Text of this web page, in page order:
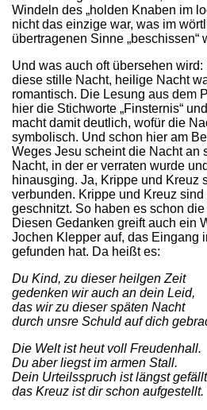
Windeln des „holden Knaben im
nicht das einzige war, was im
übertragenen Sinne „beschissen“
Und was auch oft übersehen wird:
diese stille Nacht, heilige Nacht
romantisch. Die Lesung aus dem
hier die Stichworte „Finsternis“
macht damit deutlich, wofür die
symbolisch. Und schon hier am
Weges Jesu scheint die Nacht an
Nacht, in der er verraten wurde
hinausging. Ja, Krippe und Kreuz
verbunden. Krippe und Kreuz
ge­schnitzt. So haben es schon
Diesen Gedanken greift auch ein
Jochen Klepper auf, das Eingang
gefunden hat. Da heißt es:
Du Kind, zu dieser heilgen Zeit
gedenken wir auch an dein Leid,
das wir zu dieser späten Nacht
durch unsre Schuld auf dich
Die Welt ist heut voll Freudenhall.
Du aber liegst im armen Stall.
Dein Urteilsspruch ist längst
das Kreuz ist dir schon aufgestellt.